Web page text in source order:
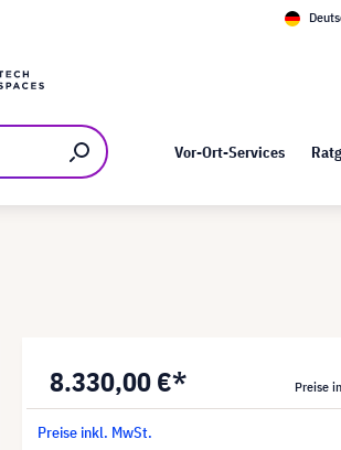
Kunst bei
Vor-Ort-Services
8.330,00 €* Preise
Preise inkl. MwSt.